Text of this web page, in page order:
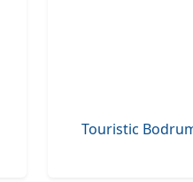
Touristic